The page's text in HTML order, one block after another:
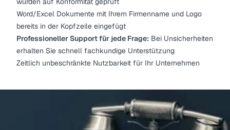
Word/Excel Dokumente mit Ihrem Firmenname und Logo
bereits in der Kopfzeile eingefügt
Professioneller Support für jede Frage: Bei Unsicherheiten
erhalten Sie schnell fachkundige Unterstützung
Zeitlich unbeschränkte Nutzbarkeit für Ihr Unternehmen